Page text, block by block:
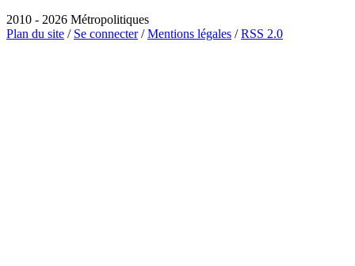
2010 - 2026 Métropolitiques
Plan du site / Se connecter/Mentions légales /RSS 2.0